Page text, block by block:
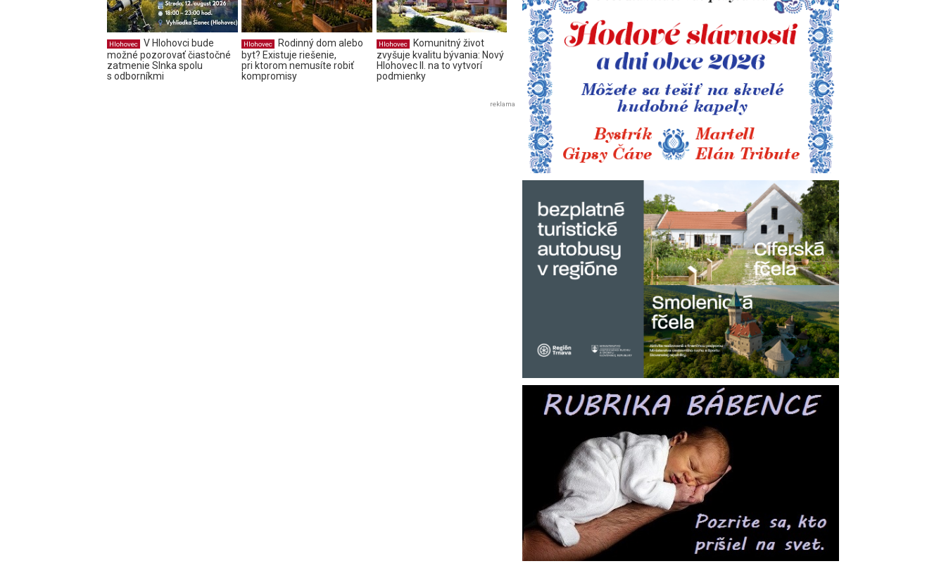
Hlohovec
V Hlohovci bude
možné pozorovať čiastočné
zatmenie Slnka spolu
s odborníkmi
Hlohovec
Rodinný dom alebo
byt? Existuje riešenie,
pri ktorom nemusíte robiť
kompromisy
Hlohovec
Komunitný život
zvyšuje kvalitu bývania: Nový
Hlohovec II. na to vytvorí
podmienky
reklama